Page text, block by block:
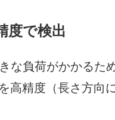
度で検出
な負荷がかかるた
高精度（長さ方向